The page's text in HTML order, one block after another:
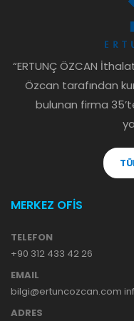
“ERTUNÇ ÖZCAN
Özcan tarafından
bulunan firma
MERKEZ OFİS
TELEFON
+90 312 433 42 26
EMAIL
bilgi@ertuncozcan.com
ADRES